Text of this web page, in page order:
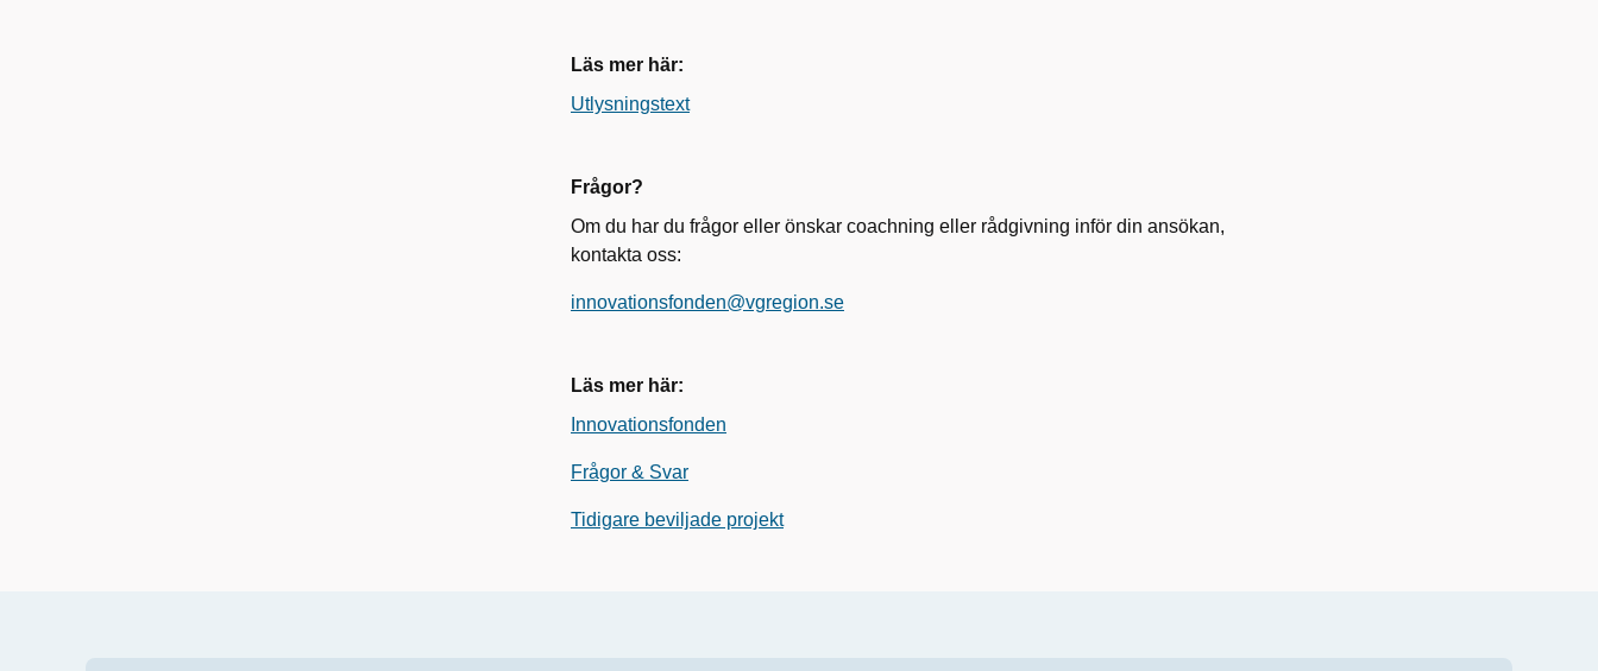
Läs mer här:
Utlysningstext
Frågor?
Om du har du frågor eller önskar coachning eller rådgivning inför din ansökan,
kontakta oss:
innovationsfonden@vgregion.se
Läs mer här:
Innovationsfonden
Frågor & Svar
Tidigare beviljade projekt